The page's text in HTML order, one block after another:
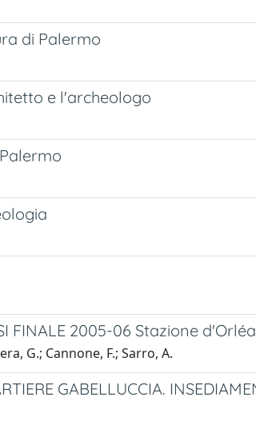
di Palermo
e l'archeologo
FINALE 2005-06 Stazione
G.; Cannone, F.; Sarro, A.
GABELLUCCIA.